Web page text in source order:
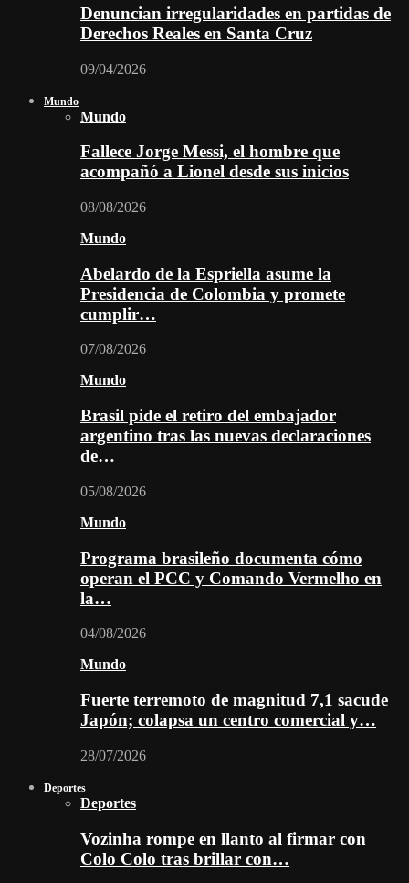
Denuncian irregularidades en partidas de
Derechos Reales en Santa Cruz
09/04/2026
Mundo
Mundo
Fallece Jorge Messi, el hombre que
acompañó a Lionel desde sus inicios
08/08/2026
Mundo
Abelardo de la Espriella asume la
Presidencia de Colombia y promete
cumplir…
07/08/2026
Mundo
Brasil pide el retiro del embajador
argentino tras las nuevas declaraciones
de…
05/08/2026
Mundo
Programa brasileño documenta cómo
operan el PCC y Comando Vermelho en
la…
04/08/2026
Mundo
Fuerte terremoto de magnitud 7,1 sacude
Japón; colapsa un centro comercial y…
28/07/2026
Deportes
Deportes
Vozinha rompe en llanto al firmar con
Colo Colo tras brillar con…